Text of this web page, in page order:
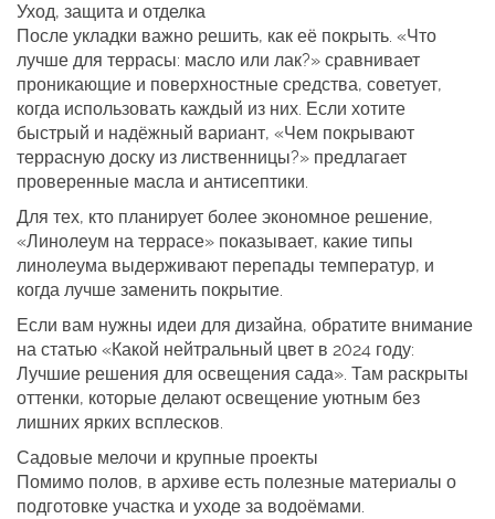
Уход, защита и отделка
После укладки важно решить, как её покрыть. «Что
лучше для террасы: масло или лак?» сравнивает
проникающие и поверхностные средства, советует,
когда использовать каждый из них. Если хотите
быстрый и надёжный вариант, «Чем покрывают
террасную доску из лиственницы?» предлагает
проверенные масла и антисептики.
Для тех, кто планирует более экономное решение,
«Линолеум на террасе» показывает, какие типы
линолеума выдерживают перепады температур, и
когда лучше заменить покрытие.
Если вам нужны идеи для дизайна, обратите внимание
на статью «Какой нейтральный цвет в 2024 году:
Лучшие решения для освещения сада». Там раскрыты
оттенки, которые делают освещение уютным без
лишних ярких всплесков.
Садовые мелочи и крупные проекты
Помимо полов, в архиве есть полезные материалы о
подготовке участка и уходе за водоёмами.